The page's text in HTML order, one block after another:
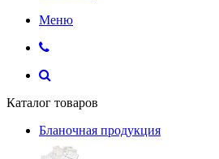
Меню
Каталог товаров
Бланочная продукция